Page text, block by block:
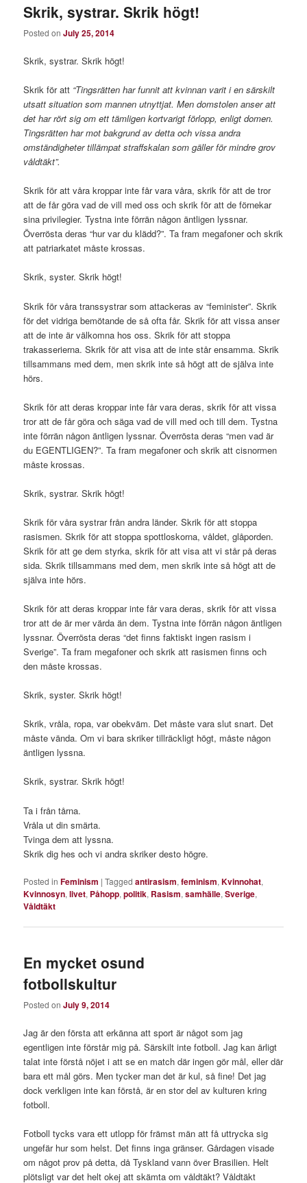
Skrik, systrar. Skrik högt!
Posted onJuly 25, 2014
Skrik, systrar. Skrik högt!
Skrik för att “Tingsrätten har funnit att kvinnan varit i en särskilt
utsatt situation som mannen utnyttjat. Men domstolen anser att
det har rört sig om ett tämligen kortvarigt förlopp, enligt domen.
Tingsrätten har mot bakgrund av detta och vissa andra
omständigheter tillämpat straffskalan som gäller för mindre grov
våldtäkt”.
Skrik för att våra kroppar inte får vara våra, skrik för att de tror
att de får göra vad de vill med oss och skrik för att de förnekar
sina privilegier. Tystna inte förrän någon äntligen lyssnar.
Överrösta deras “hur var du klädd?”. Ta fram megafoner och skrik
att patriarkatet måste krossas.
Skrik, syster. Skrik högt!
Skrik för våra transsystrar som attackeras av “feminister”. Skrik
för det vidriga bemötande de så ofta får. Skrik för att vissa anser
att de inte är välkomna hos oss. Skrik för att stoppa
trakasserierna. Skrik för att visa att de inte står ensamma. Skrik
tillsammans med dem, men skrik inte så högt att de själva inte
hörs.
Skrik för att deras kroppar inte får vara deras, skrik för att vissa
tror att de får göra och säga vad de vill med och till dem. Tystna
inte förrän någon äntligen lyssnar. Överrösta deras “men vad är
du EGENTLIGEN?”. Ta fram megafoner och skrik att cisnormen
måste krossas.
Skrik, systrar. Skrik högt!
Skrik för våra systrar från andra länder. Skrik för att stoppa
rasismen. Skrik för att stoppa spottloskorna, våldet, glåporden.
Skrik för att ge dem styrka, skrik för att visa att vi står på deras
sida. Skrik tillsammans med dem, men skrik inte så högt att de
själva inte hörs.
Skrik för att deras kroppar inte får vara deras, skrik för att vissa
tror att de är mer värda än dem. Tystna inte förrän någon äntligen
lyssnar. Överrösta deras “det finns faktiskt ingen rasism i
Sverige”. Ta fram megafoner och skrik att rasismen finns och
den måste krossas.
Skrik, syster. Skrik högt!
Skrik, vråla, ropa, var obekväm. Det måste vara slut snart. Det
måste vända. Om vi bara skriker tillräckligt högt, måste någon
äntligen lyssna.
Skrik, systrar. Skrik högt!
Ta i från tårna.
Vråla ut din smärta.
Tvinga dem att lyssna.
Skrik dig hes och vi andra skriker desto högre.
Posted in Feminism |Tagged antirasism,feminism,Kvinnohat,
Kvinnosyn,livet, Påhopp,politik, Rasism,samhälle,Sverige,
Våldtäkt
En mycket osund
fotbollskultur
Posted onJuly 9, 2014
Jag är den första att erkänna att sport är något som jag
egentligen inte förstår mig på. Särskilt inte fotboll. Jag kan ärligt
talat inte förstå nöjet i att se en match där ingen gör mål, eller där
bara ett mål görs. Men tycker man det är kul, så fine! Det jag
dock verkligen inte kan förstå, är en stor del av kulturen kring
fotboll.
Fotboll tycks vara ett utlopp för främst män att få uttrycka sig
ungefär hur som helst. Det finns inga gränser. Gårdagen visade
om något prov på detta, då Tyskland vann över Brasilien. Helt
plötsligt var det helt okej att skämta om våldtäkt? Våldtäkt